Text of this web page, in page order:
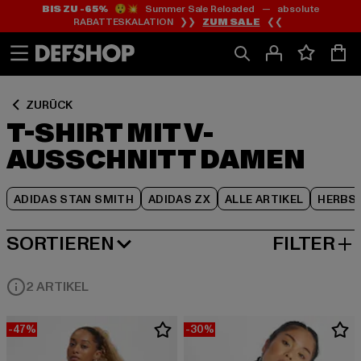
Zum
Inhalt
springen
Zum
Fußzeile
springen
BIS ZU -65%😲💥 Summer Sale Reloaded — absolute
RABATTESKALATION ❯❯ ZUM SALE ❮❮
ZURÜCK
T-SHIRT MIT V-
AUSSCHNITT DAMEN
ADIDAS STAN SMITH ADIDAS ZX ALLE ARTIKEL
Zum
Produktraster
springen
SORTIEREN
BELIEBTESTE FILTER
2 ARTIKEL
-47% -30%